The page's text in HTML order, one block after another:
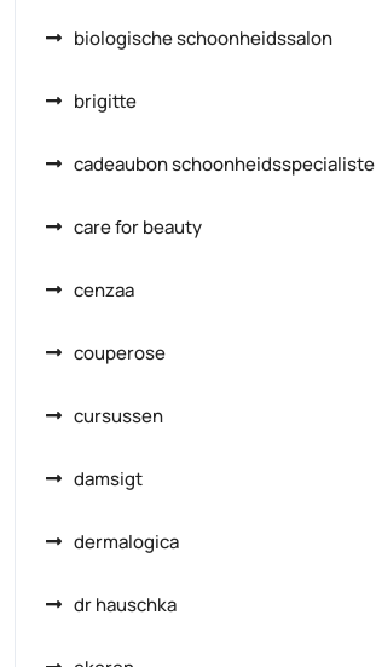
biologische schoonheidssalon
brigitte
cadeaubon schoonheidsspecialiste
care for beauty
cenzaa
couperose
cursussen
damsigt
dermalogica
dr hauschka